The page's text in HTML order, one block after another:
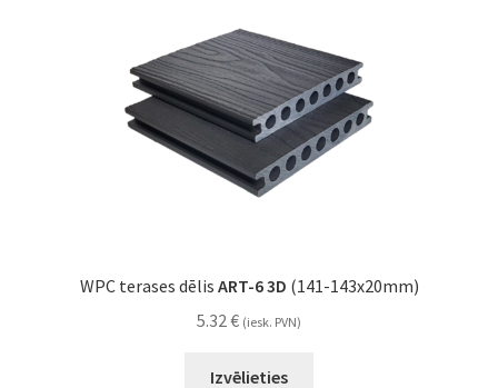
WPC terases dēlis ART-6 3D (141-143x20mm)
5.32€ (iesk. PVN)
Izvēlieties